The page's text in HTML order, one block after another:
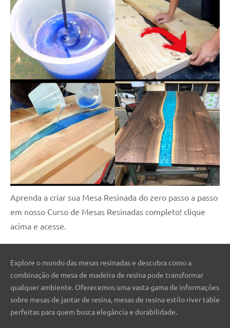
Aprenda a criar sua Mesa Resinada do zero passo a passo
em nosso Curso de Mesas Resinadas completo! clique
acima e acesse.
Explore o mundo das mesas resinadas e descubra como a
combinação de mesa de madeira de resina pode transformar
qualquer ambiente. Oferecemos uma vasta gama de informações
sobre mesas de jantar de resina, mesas de resina estilo river table
perfeitas para quem busca elegância e durabilidade.